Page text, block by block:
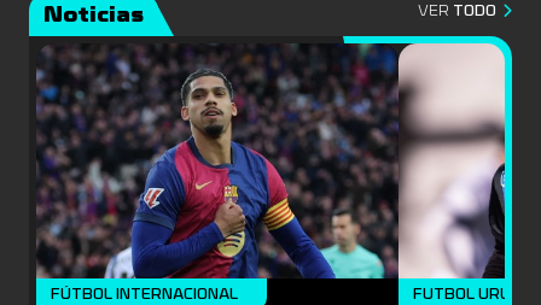
Noticias VER TODO
FÚTBOL INTERNACIONAL FUTBOL